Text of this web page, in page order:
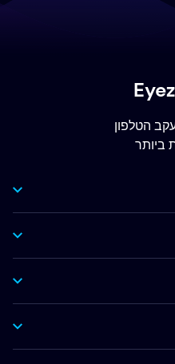
הטלפון
ביותר